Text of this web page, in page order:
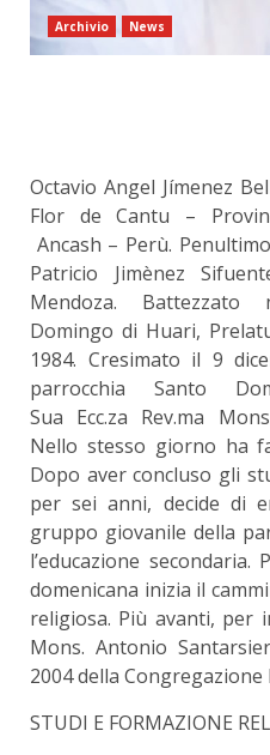
Archivio News
Octavio Angel Jímenez
Flor de Cantu –
Ancash – Perù.
Patricio Jimènez
Mendoza. Battezzato
Domingo di Huari,
1984. Cresimato il 9
parrocchia Santo
Sua Ecc.za Rev.ma
Nello stesso giorno ha
Dopo aver concluso gli
per sei anni, decide di
gruppo giovanile della
l’educazione
domenicana inizia il
religiosa. Più avanti, per
Mons. Antonio
2004 della Congregazione
STUDI E FORMAZIONE